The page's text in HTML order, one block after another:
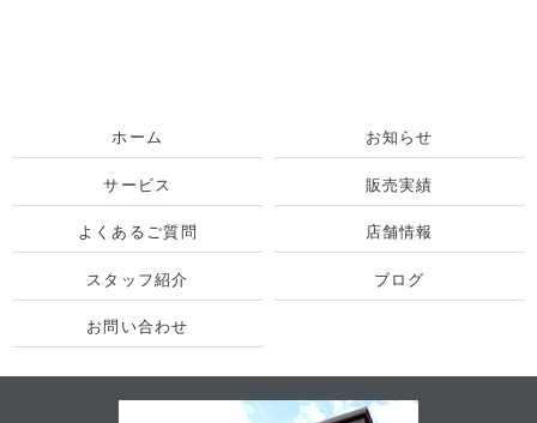
ホーム お知らせ
サービス 販売実績
よくあるご質問 店舗情報
スタッフ紹介 ブログ
お問い合わせ